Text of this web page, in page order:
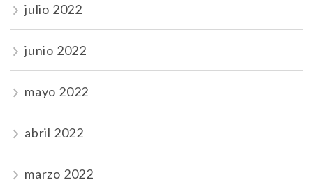
julio 2022
junio 2022
mayo 2022
abril 2022
marzo 2022